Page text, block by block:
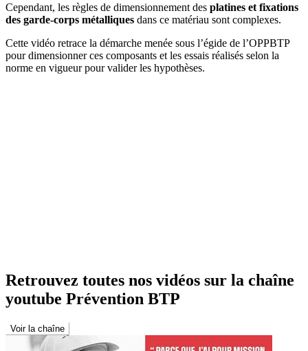
Cependant, les règles de dimensionnement des platines et fixations
des garde-corps métalliques dans ce matériau sont complexes.
Cette vidéo retrace la démarche menée sous l’égide de l’OPPBTP
pour dimensionner ces composants et les essais réalisés selon la
norme en vigueur pour valider les hypothèses.
Retrouvez toutes nos vidéos sur la chaîne
youtube Prévention BTP
Voir la chaîne